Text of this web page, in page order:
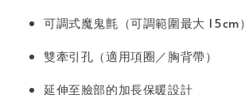
可調式魔鬼氈（可調範圍最大 15cm）
雙牽引孔（適用項圈／胸背帶）
延伸至臉部的加長保暖設計